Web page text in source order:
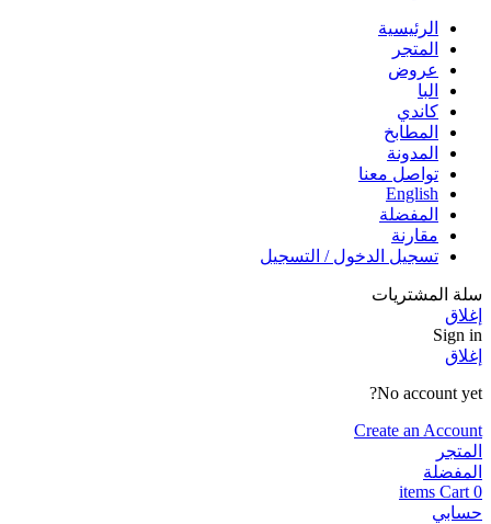
الرئيسية
المتجر
عروض
البا
كاندي
المطابخ
المدونة
تواصل معنا
English
المفضلة
مقارنة
تسجيل الدخول / التسجيل
سلة المشتريات
إغلاق
Sign in
إغلاق
No account yet?
Create an Account
المتجر
المفضلة
0
items Cart
حسابي